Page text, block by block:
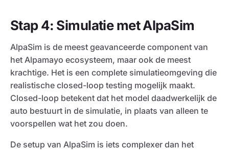
Stap 4: Simulatie met AlpaSim
AlpaSim is de meest geavanceerde component van
het Alpamayo ecosysteem, maar ook de meest
krachtige. Het is een complete simulatieomgeving die
realistische closed-loop testing mogelijk maakt.
Closed-loop betekent dat het model daadwerkelijk de
auto bestuurt in de simulatie, in plaats van alleen te
voorspellen wat het zou doen.
De setup van AlpaSim is iets complexer dan het